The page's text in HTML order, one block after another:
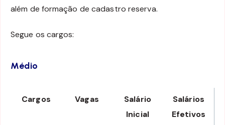
além de formação de cadastro reserva.
Segue os cargos:
Médio
Cargos Vagas
Salário
Inicial
Salários
Efetivos